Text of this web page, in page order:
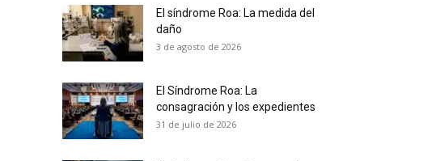
de las últimas
boletín diario y recibe todas las
y la reducción de daños en tu correo
El síndrome Roa: La medida del
daño
3 de agosto de 2026
El Síndrome Roa: La
consagración y los expedientes
31 de julio de 2026